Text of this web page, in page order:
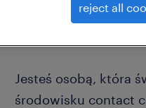
Szukasz roli, w
Jesteś osobą, która
środowisku contact
reject all